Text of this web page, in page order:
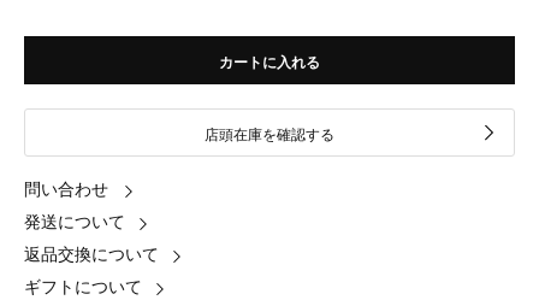
カートに入れる
店頭在庫を確認する
問い合わせ
発送について
返品交換について
ギフトについて